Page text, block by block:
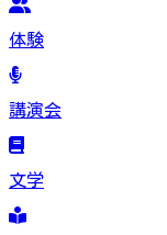
体験
講演会
文学